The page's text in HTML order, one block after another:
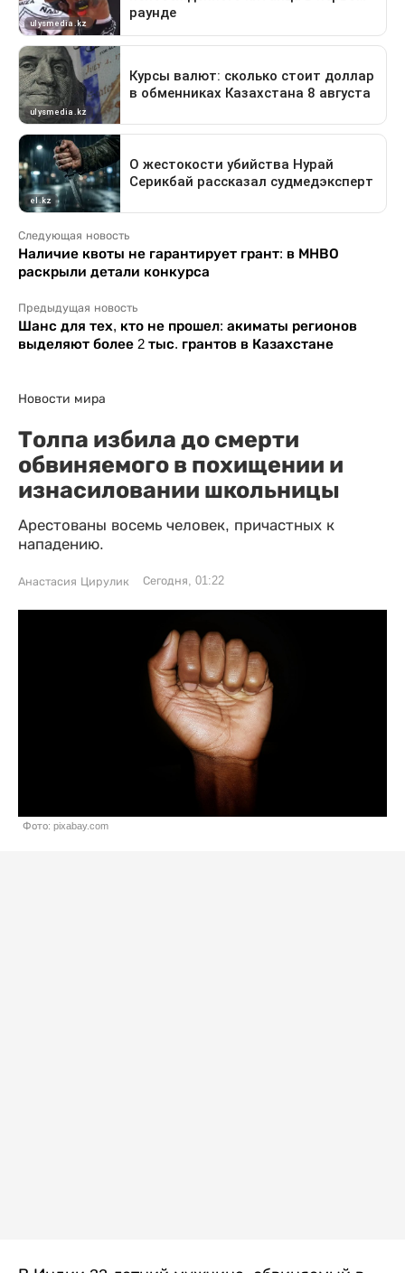
Следующая новость
Наличие квоты не гарантирует грант: в МНВО
раскрыли детали конкурса
Предыдущая новость
Шанс для тех, кто не прошел: акиматы регионов
выделяют более 2 тыс. грантов в Казахстане
Новости мира
Толпа избила до смерти
обвиняемого в похищении и
изнасиловании школьницы
Арестованы восемь человек, причастных к
нападению.
Анастасия Цирулик Сегодня, 01:22
Фото: pixabay.com